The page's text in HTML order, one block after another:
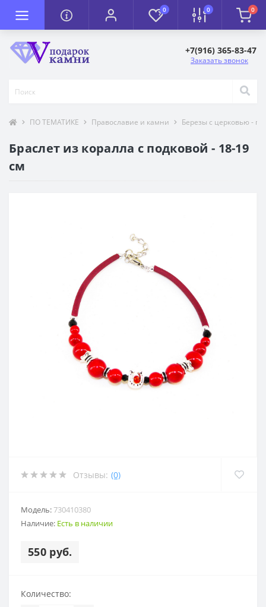
0 0 0
+7(916) 365-83-47
Заказать звонок
ПО ТЕМАТИКЕ Православие и камни Березы с церковью -
Браслет из коралла с подковой - 18-19
см
Отзывы: (0)
Модель:730410380
Наличие: Есть в наличии
550 руб.
Количество: